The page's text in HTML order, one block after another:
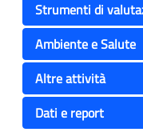
Strumenti di
Ambiente e Salute
Altre attività
Dati e report